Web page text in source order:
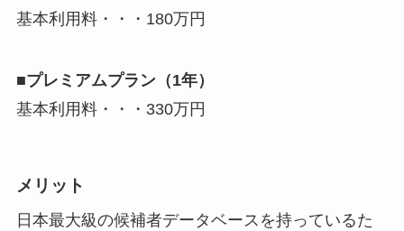
基本利用料・・・180万円
■プレミアムプラン（1年）
基本利用料・・・330万円
メリット
日本最大級の候補者データベースを持っているた